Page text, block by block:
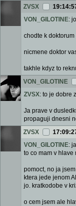
ZVSX
VON_GILOTINE:
chodte k
nicmene doktor
takhle kdyz to
VON_GILOTINE
ZVSX: to je dobre
Ja prave v
propaguji dnesni
ZVSX
VON_GILOTINE:
to co mam v hlave
pomoct, no ja
ktera jede jenom
jo. kratkodobe v
o cem jsem ale